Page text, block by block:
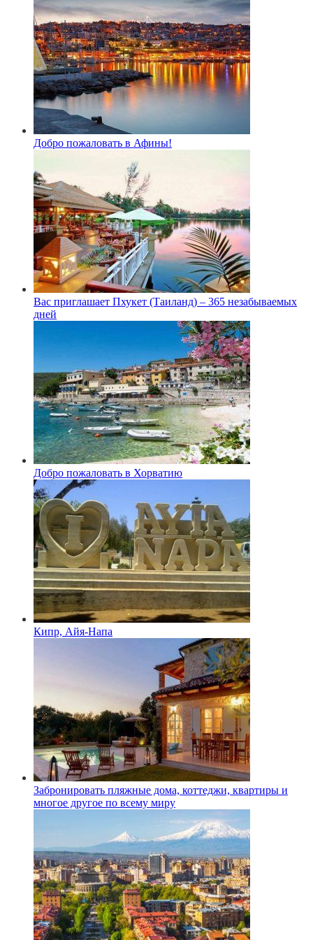
Добро пожаловать в Афины!
Вас приглашает Пхукет (Таиланд) – 365 незабываемых
дней
Добро пожаловать в Хорватию
Кипр, Айя-Напа
Забронировать пляжные дома, коттеджи, квартиры и
многое другое по всему миру